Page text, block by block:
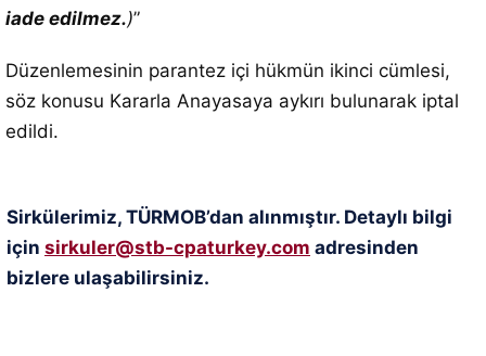
iade edilmez.)”
Düzenlemesinin parantez içi hükmün ikinci cümlesi,
söz konusu Kararla Anayasaya aykırı bulunarak iptal
edildi.
Sirkülerimiz, TÜRMOB’dan alınmıştır. Detaylı bilgi
için sirkuler@stb-cpaturkey.com adresinden
bizlere ulaşabilirsiniz.